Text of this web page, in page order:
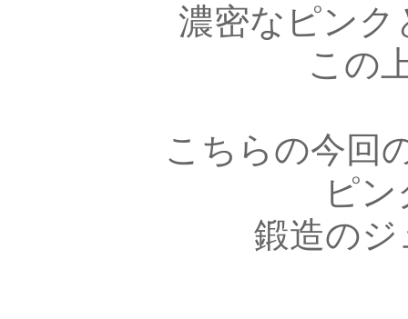
濃密なピン
この
こちらの今回
ピ
鍛造の